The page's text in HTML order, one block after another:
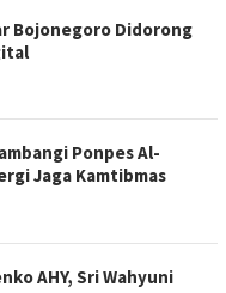
Bojonegoro Didorong
Ponpes Al-
Jaga Kamtibmas
AHY, Sri Wahyuni